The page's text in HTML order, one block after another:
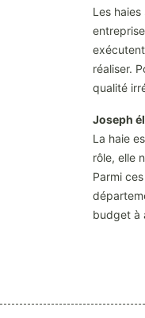
Les
réaliser.
qualité
Joseph
La haie
rôle, elle
Parmi
budget à